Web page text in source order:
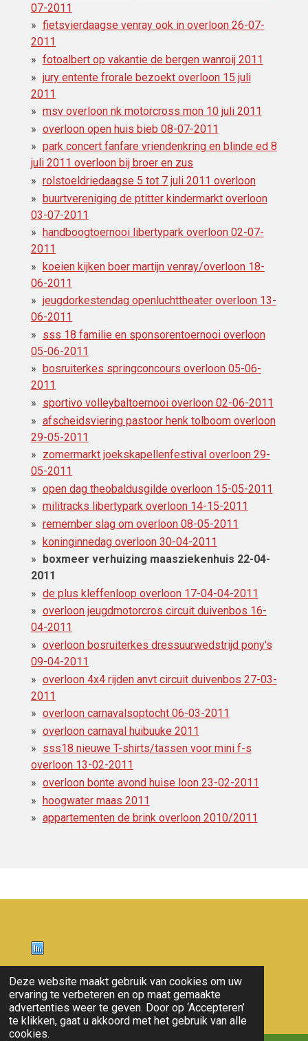
Deze website maakt gebruik van cookies om uw
ervaring te verbeteren en op maat gemaakte
advertenties weer te geven. Door op ‘Accepteren’
te klikken, gaat u akkoord met het gebruik van alle
cookies.
07-2011
fietsvierdaagse venray ook in overloon 26-07-
2011
fotoalbert op vakantie de bergen wanroij 2011
jury entente frorale bezoekt overloon 15 juli
2011
msv overloon nk motorcross mon 10 juli 2011
overloon open huis bieb 08-07-2011
park concert fanfare vriendenkring en blinde ed 8
juli 2011 overloon bij broer en zus
rolstoeldriedaagse 5 tot 7 juli 2011 overloon
buurtvereniging de ptitter kindermarkt overloon
03-07-2011
handboogtoernooi libertypark overloon 02-07-
2011
koeien kijken boer martijn venray/overloon 18-
06-2011
jeugdorkestendag openluchttheater overloon 13-
06-2011
sss 18 familie en sponsorentoernooi overloon
05-06-2011
bosruiterkes springconcours overloon 05-06-
2011
sportivo volleybaltoernooi overloon 02-06-2011
afscheidsviering pastoor henk tolboom overloon
29-05-2011
zomermarkt joekskapellenfestival overloon 29-
05-2011
open dag theobaldusgilde overloon 15-05-2011
militracks libertypark overloon 14-15-2011
remember slag om overloon 08-05-2011
koninginnedag overloon 30-04-2011
boxmeer verhuizing maasziekenhuis 22-04-
2011
de plus kleffenloop overloon 17-04-04-2011
overloon jeugdmotorcros circuit duivenbos 16-
04-2011
overloon bosruiterkes dressuurwedstrijd pony's
09-04-2011
overloon 4x4 rijden anvt circuit duivenbos 27-03-
2011
overloon carnavalsoptocht 06-03-2011
overloon carnaval huibuuke 2011
sss18 nieuwe T-shirts/tassen voor mini f-s
overloon 13-02-2011
overloon bonte avond huise loon 23-02-2011
hoogwater maas 2011
appartementen de brink overloon 2010/2011
Nieuws
© 2011 - 2026 overloon nieuws